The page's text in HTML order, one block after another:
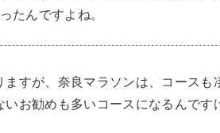
たんですよね。
すが、奈良マラソンは、コースも
お勧めも多いコースになるんです